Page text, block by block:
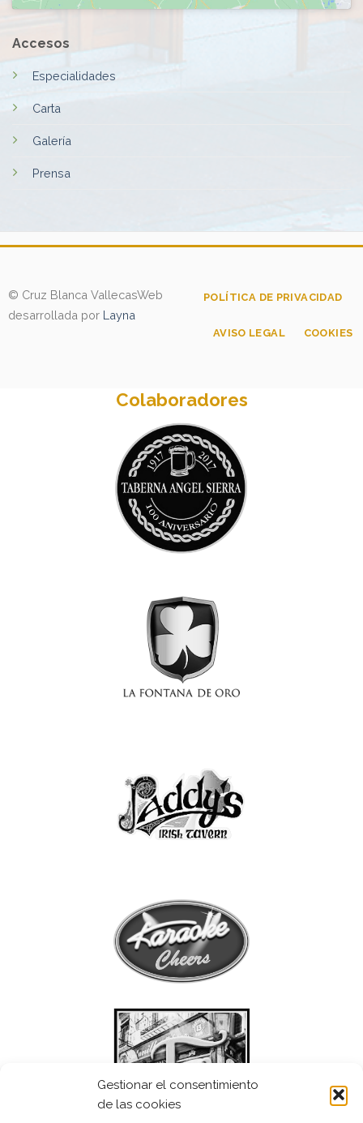
Gestionar el consentimiento
de las cookies
Accesos
Especialidades
Carta
Galería
Prensa
© Cruz Blanca VallecasWeb
desarrollada por Layna
POLÍTICA DE PRIVACIDAD
AVISO LEGAL COOKIES
Colaboradores